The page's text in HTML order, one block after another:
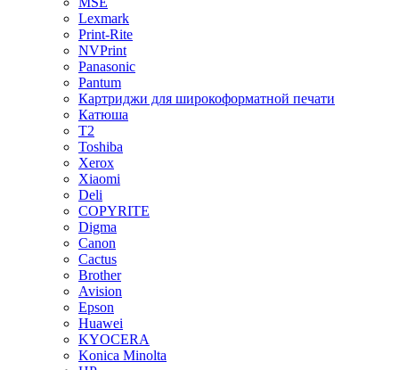
Lexmark
Print-Rite
NVPrint
Panasonic
Pantum
Картриджи для широкоформатной печати
Катюша
T2
Toshiba
Xerox
Xiaomi
Deli
COPYRITE
Digma
Canon
Cactus
Brother
Avision
Epson
Huawei
KYOCERA
Konica Minolta